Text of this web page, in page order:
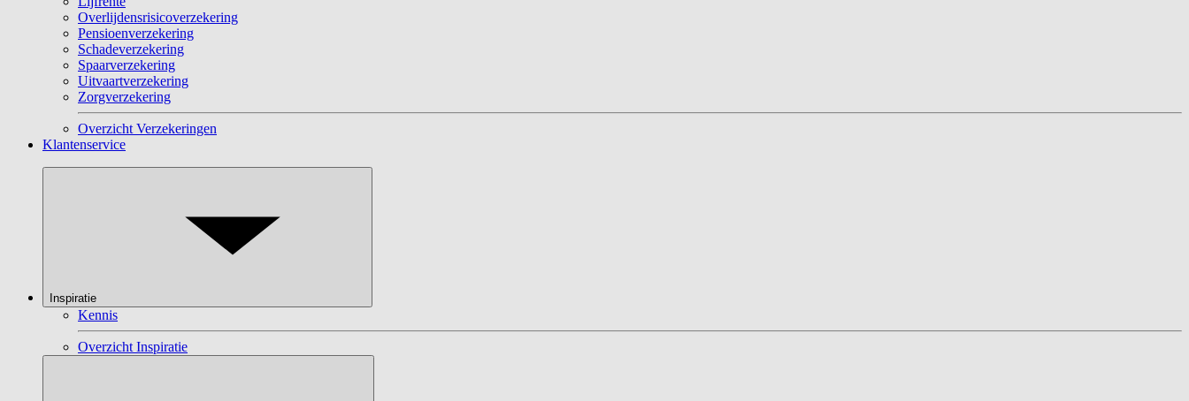
Overlijdensrisicoverzekering
Pensioenverzekering
Schadeverzekering
Spaarverzekering
Uitvaartverzekering
Zorgverzekering
Overzicht Verzekeringen
Klantenservice
Inspiratie
Kennis
Overzicht Inspiratie